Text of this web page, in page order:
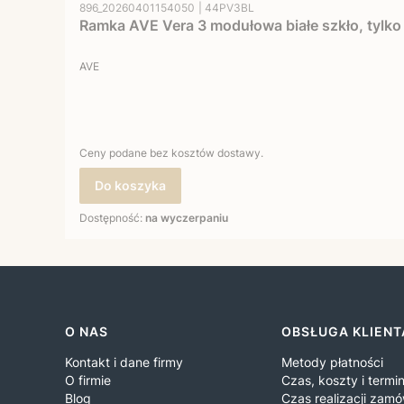
Kod produktu
896_20260401154050 Kod producenta
44PV3BL
Ramka AVE Vera 3 modułowa białe szkło,
PRODUCENT
AVE
Ceny podane bez kosztów dostawy.
Do koszyka
Dostępność: na wyczerpaniu
Linki w stopce
O NAS
Kontakt i dane firmy
O firmie
Blog
OBSŁUGA
Metody płatności
Czas, koszty i
Czas realizacji